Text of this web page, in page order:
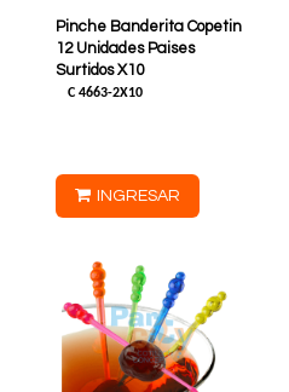
Pinche Banderita Copetin
12 Unidades Paises
Surtidos X10
C 4663-2X10
INGRESAR